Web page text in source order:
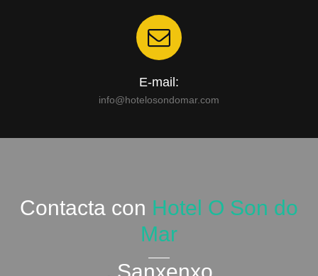
E-mail:
info@hotelosondomar.com
Contacta con Hotel O Son do
Mar